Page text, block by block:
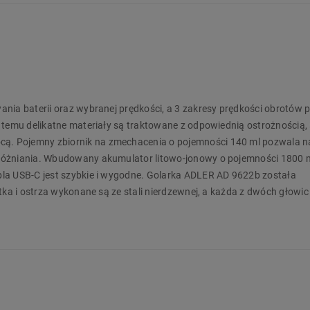
baterii oraz wybranej prędkości, a 3 zakresy prędkości obrotów
delikatne materiały są traktowane z odpowiednią ostrożnością,
Pojemny zbiornik na zmechacenia o pojemności 140 ml pozwala
Wbudowany akumulator litowo-jonowy o pojemności 1800
USB-C jest szybkie i wygodne. Golarka ADLER AD 9622b została
i ostrza wykonane są ze stali nierdzewnej, a każda z dwóch